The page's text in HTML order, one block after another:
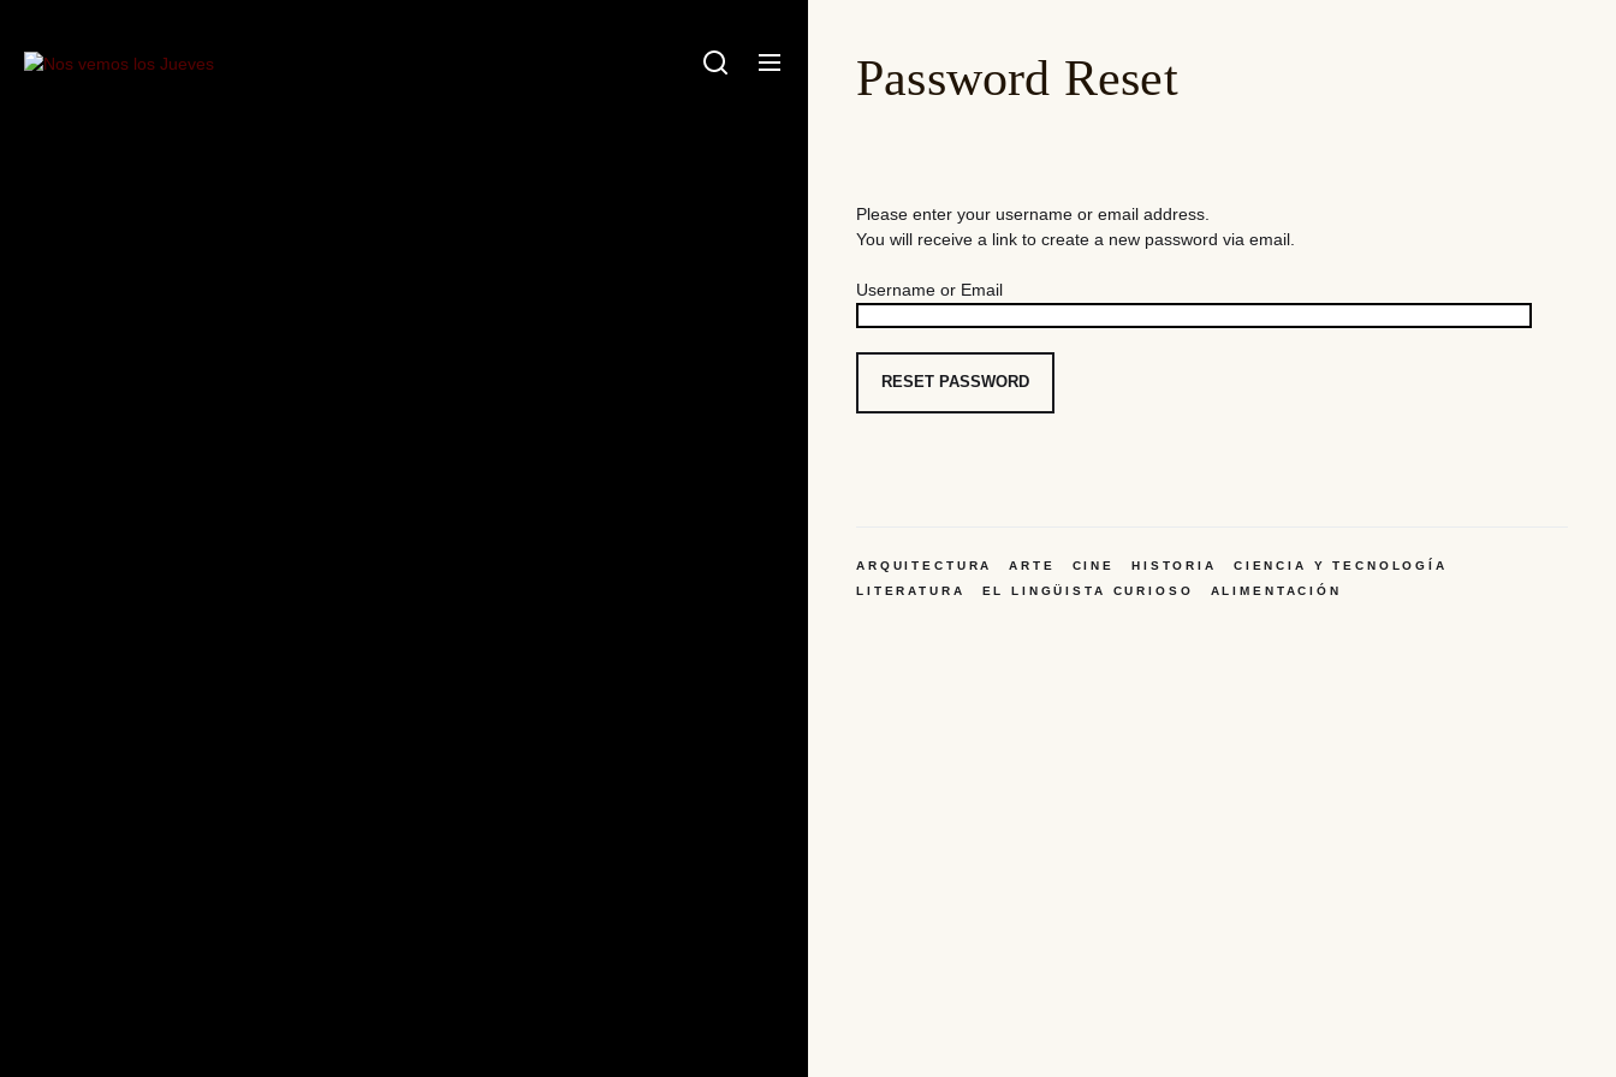
contenido
Nos
Password Reset
Please enter your username or email address.
You will receive a link to create a new password via email.
Username or Email
ARQUITECTURA ARTE CINE HISTORIA
CIENCIA Y TECNOLOGÍA
LITERATURA
EL LINGÜISTA CURIOSO ALIMENTACIÓN